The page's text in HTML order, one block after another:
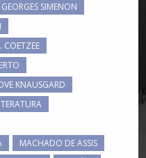
GEORGES SIMENON
COETZEE
KNAUSGARD
MACHADO DE ASSIS